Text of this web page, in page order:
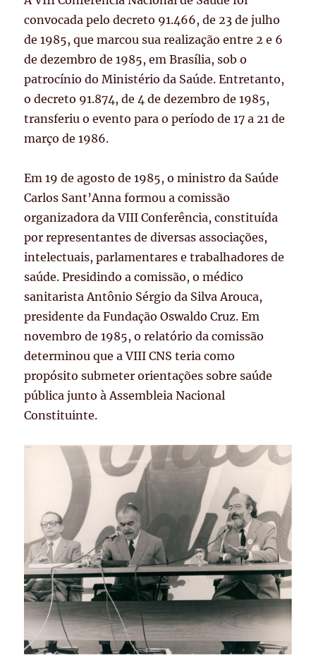
convocada pelo decreto 91.466, de 23 de julho
de 1985, que marcou sua realização entre 2 e 6
de dezembro de 1985, em Brasília, sob o
patrocínio do Ministério da Saúde. Entretanto,
o decreto 91.874, de 4 de dezembro de 1985,
transferiu o evento para o período de 17 a 21 de
março de 1986.
Em 19 de agosto de 1985, o ministro da Saúde
Carlos Sant’Anna formou a comissão
organizadora da VIII Conferência, constituída
por representantes de diversas associações,
intelectuais, parlamentares e trabalhadores de
saúde. Presidindo a comissão, o médico
sanitarista Antônio Sérgio da Silva Arouca,
presidente da Fundação Oswaldo Cruz. Em
novembro de 1985, o relatório da comissão
determinou que a VIII CNS teria como
propósito submeter orientações sobre saúde
pública junto à Assembleia Nacional
Constituinte.